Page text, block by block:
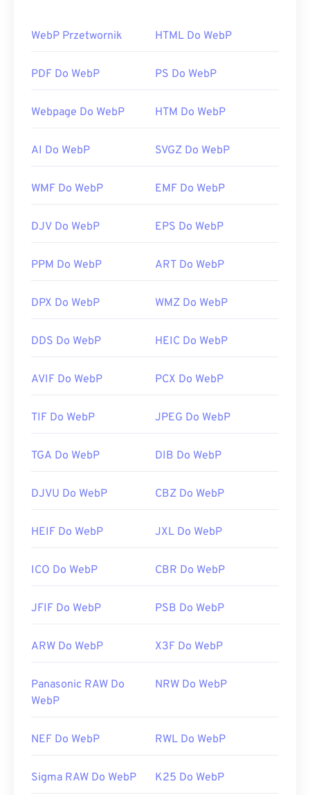
wszystkich platformach. Pliki WebP otwierają się
Microsoft Paint
. Oprócz Chrome, format WebP
internetowe.
wypróbować, to
PixelmatoriPhotopea. Wypróbuj
IrfanView ,Windows Photo Viewer iAdobe
Pierwsze wydanie:
wrzesień 2010
Użyj naszegoselektora kolorów, aby wybrać kolory
WebP Przetwornik HTML Do WebP
PDF Do WebP PS Do WebP
Webpage Do WebP HTM Do WebP
AI Do WebP SVGZ Do WebP
WMF Do WebP EMF Do WebP
DJV Do WebP EPS Do WebP
PPM Do WebP ART Do WebP
DPX Do WebP WMZ Do WebP
DDS Do WebP HEIC Do WebP
AVIF Do WebP PCX Do WebP
TIF Do WebP JPEG Do WebP
TGA Do WebP DIB Do WebP
DJVU Do WebP CBZ Do WebP
HEIF Do WebP JXL Do WebP
ICO Do WebP CBR Do WebP
JFIF Do WebP PSB Do WebP
ARW Do WebP X3F Do WebP
Panasonic RAW Do
WebP
NRW Do WebP
NEF Do WebP RWL Do WebP
Sigma RAW Do WebP K25 Do WebP